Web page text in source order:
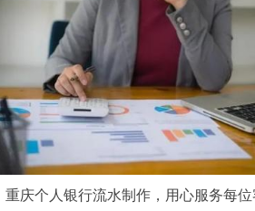
重庆个人银行流水制作，用心服务每